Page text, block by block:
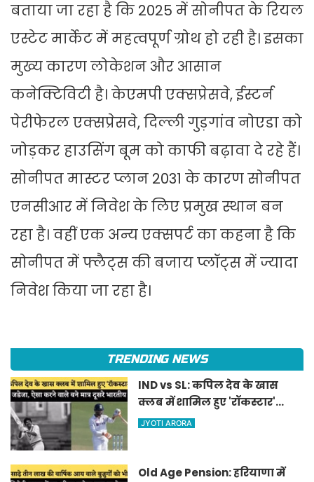
बताया जा रहा है कि 2025 में सोनीपत के रियल
एस्टेट मार्केट में महत्वपूर्ण ग्रोथ हो रही है। इसका
मुख्य कारण लोकेशन और आसान
कनेक्टिविटी है। केएमपी एक्सप्रेसवे, ईस्टर्न
पेरीफेरल एक्सप्रेसवे, दिल्ली गुड़गांव नोएडा को
जोड़कर हाउसिंग बूम को काफी बढ़ावा दे रहे हैं।
सोनीपत मास्टर प्लान 2031 के कारण सोनीपत
एनसीआर में निवेश के लिए प्रमुख स्थान बन
रहा है। वहीं एक अन्य एक्सपर्ट का कहना है कि
सोनीपत में फ्लैट्स की बजाय प्लॉट्स में ज्यादा
निवेश किया जा रहा है।
TRENDING NEWS
IND vs SL: कपिल देव के खास
क्लब में शामिल हुए 'रॉकस्टार'
जडेजा, ऐसा करने वाले बने मात्र
JYOTI ARORA
Old Age Pension: हरियाणा में